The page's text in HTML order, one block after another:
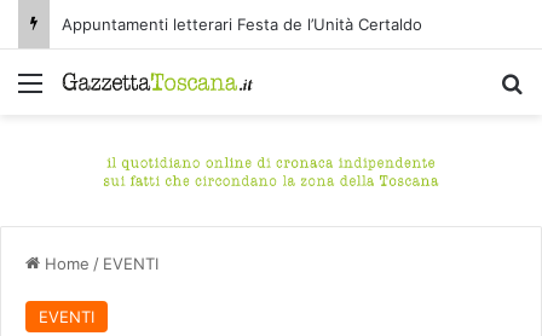
Appuntamenti letterari Festa de l’Unità Certaldo
Menu
Home / EVENTI
EVENTI